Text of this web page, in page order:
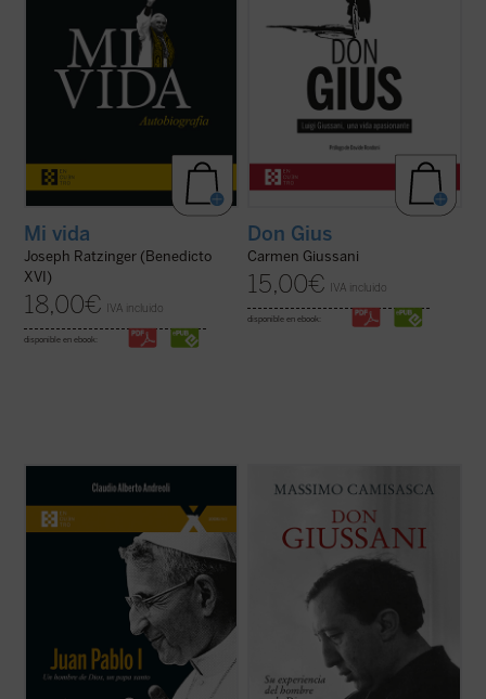
Mi vida
Joseph Ratzinger (Benedicto
XVI)
18,00€ IVA incluido
disponible en ebook:
Don Gius
Carmen Giussani
15,00€ IVA incluido
disponible en ebook:
El 4 de septiembre de 2022 fue beatificado
el Siervo de Dios Albino Luciani, quien fue
papa con el nombre de Juan Pablo I, con
uno de los pontificados más breves de la
historia. El autor, que ha tenido la gracia de
conocer personalmente al beato ...(ver
grandes educadores del siglo XX. Esta
obra, escrita por uno de sus más
estrechos colaboradores a lo largo de
cuarenta años, conforma una sintética
biografía espiritual que permite conocer
(ver ficha)